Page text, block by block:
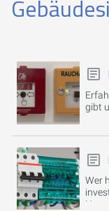
gibt
Wer